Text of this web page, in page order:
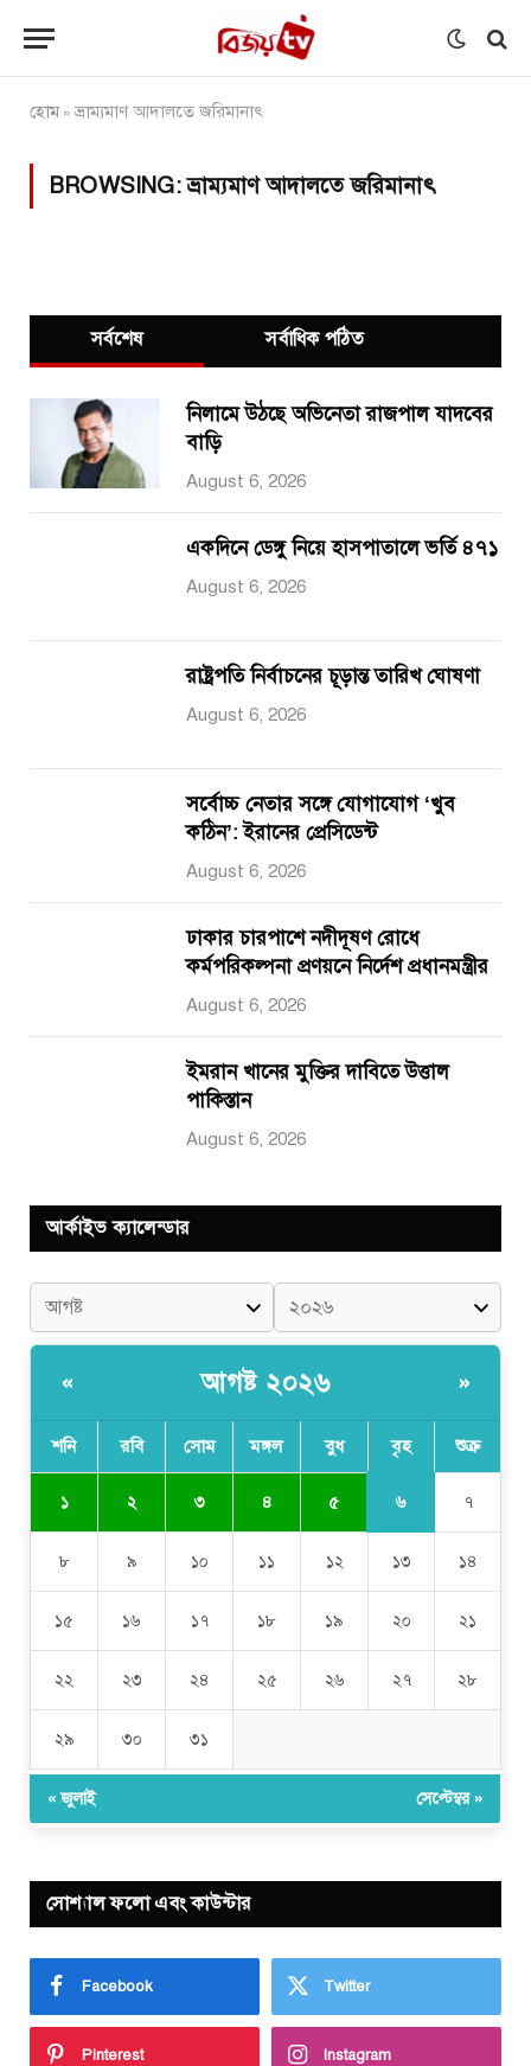
হোম»ভ্রাম্যমাণ আদালতে জরিমানাৎ
BROWSING:ভ্রাম্যমাণ আদালতে জরিমানাৎ
সর্বশেষ সর্বাধিক পঠিত
নিলামে উঠছে অভিনেতা রাজপাল যাদবের
বাড়ি
August 6, 2026
একদিনে ডেঙ্গু নিয়ে হাসপাতালে ভর্তি ৪৭১
August 6, 2026
রাষ্ট্রপতি নির্বাচনের চূড়ান্ত তারিখ ঘোষণা
August 6, 2026
সর্বোচ্চ নেতার সঙ্গে যোগাযোগ ‘খুব
কঠিন’: ইরানের প্রেসিডেন্ট
August 6, 2026
ঢাকার চারপাশে নদীদূষণ রোধে
কর্মপরিকল্পনা প্রণয়নে নির্দেশ প্রধানমন্ত্রীর
August 6, 2026
ইমরান খানের মুক্তির দাবিতে উত্তাল
পাকিস্তান
August 6, 2026
আর্কাইভ ক্যালেন্ডার
« আগষ্ট ২০২৬ »
শনি রবি সোম মঙ্গল বুধ বৃহ শুক্র
১ ২ ৩ ৪ ৫ ৬ ৭
৮ ৯ ১০ ১১ ১২ ১৩ ১৪
১৫ ১৬ ১৭ ১৮ ১৯ ২০ ২১
২২ ২৩ ২৪ ২৫ ২৬ ২৭ ২৮
২৯ ৩০ ৩১
« জুলাই সেপ্টেম্বর »
সোশ্যাল ফলো এবং কাউন্টার
Facebook Twitter
Pinterest Instagram